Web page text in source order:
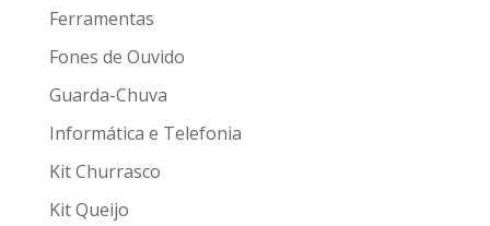
Ferramentas
Fones de Ouvido
Guarda-Chuva
Informática e Telefonia
Kit Churrasco
Kit Queijo